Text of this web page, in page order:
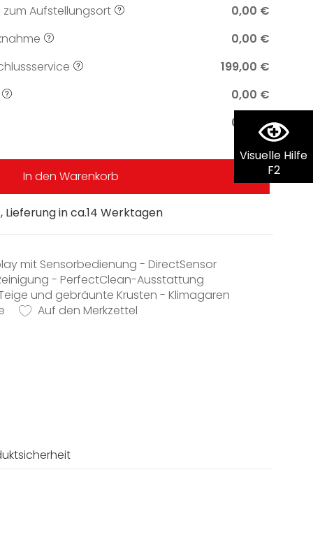
Visuelle Hilfe
F2
in ca.14 Werktagen
Aufstellungsort
0,00 €
0,00 €
199,00 €
0,00 €
0,00 €
In den Warenkorb
mit Sensorbedienung - DirectSensor
- PerfectClean-Ausstattung
und gebräunte Krusten - Klimagaren
- TasteControl
Auf den Merkzettel